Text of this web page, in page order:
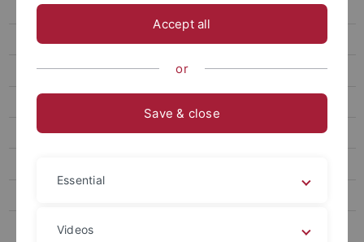
Allgemeine u. vergleichende Sprachwissenschaft
Alte Geschichte
Alter Orient
Anglistik, Amerikanistik
Astronomie
Biologie
Accept all
or
Save & close
Essential
Videos